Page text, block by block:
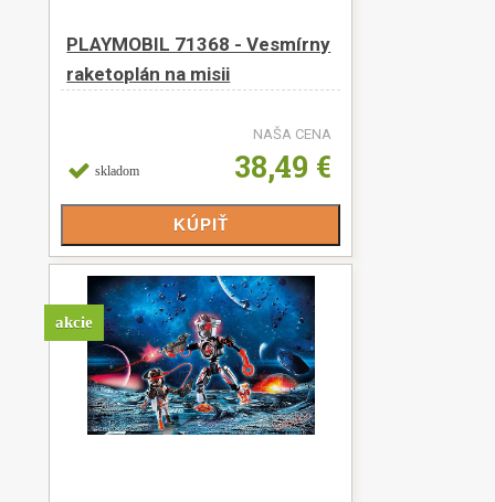
PLAYMOBIL 71368 - Vesmírny
raketoplán na misii
NAŠA CENA
38,49 €
skladom
akcie